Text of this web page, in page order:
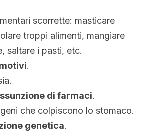
scorrette: masticare
troppi alimenti, mangiare
saltare i pasti, etc.
.
di farmaci.
che colpiscono lo stomaco.
genetica.